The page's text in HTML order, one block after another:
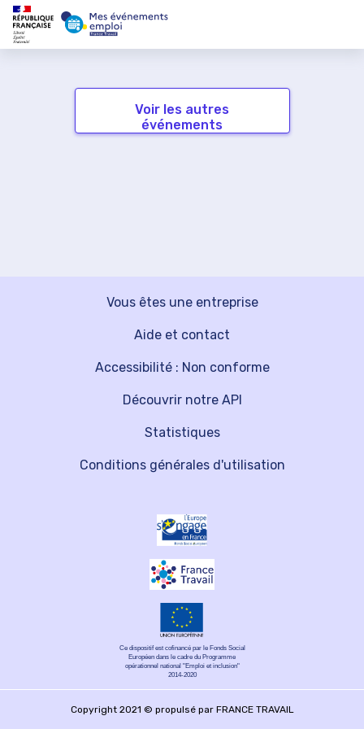
Voir les autres
événements
Vous êtes une entreprise
Découvrir notre API
Aide et contact
Statistiques
Accessibilité : Non conforme
Conditions générales d'utilisation
Ce dispositif est cofinancé par le Fonds Social
Européen dans le cadre du Programme
opérationnel national "Emploi et inclusion"
2014-2020
Copyright 2021 © propulsé par FRANCE TRAVAIL